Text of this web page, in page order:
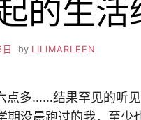
的生活
by LILIMARLEEN
点多……结果罕见的听
期没晨跑过的我，至少